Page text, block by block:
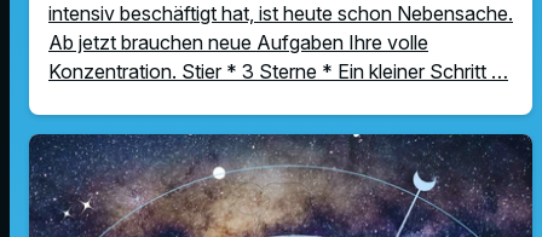
intensiv beschäftigt hat, ist heute schon Nebensache.
Ab jetzt brauchen neue Aufgaben Ihre volle
Konzentration. Stier * 3 Sterne * Ein kleiner Schritt …